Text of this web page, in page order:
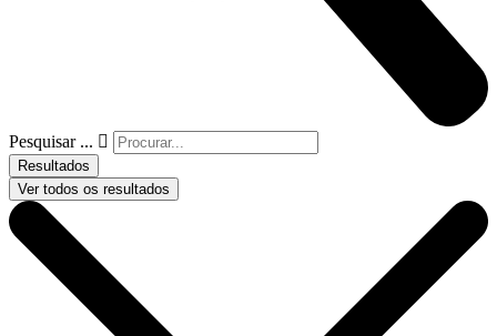
Pesquisar ...
Resultados
Ver todos os resultados